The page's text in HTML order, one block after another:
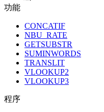
功能
CONCATIF
NBU_RATE
GETSUBSTR
SUMINWORDS
TRANSLIT
VLOOKUP2
VLOOKUP3
程序